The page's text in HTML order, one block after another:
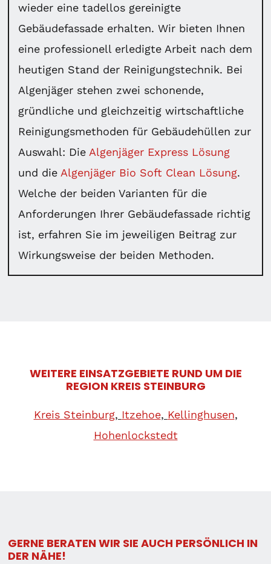
wieder eine tadellos gereinigte
Gebäudefassade erhalten. Wir bieten Ihnen
eine professionell erledigte Arbeit nach dem
heutigen Stand der Reinigungstechnik. Bei
Algenjäger stehen zwei schonende,
gründliche und gleichzeitig wirtschaftliche
Reinigungsmethoden für Gebäudehüllen zur
Auswahl: Die Algenjäger Express Lösung
und die Algenjäger Bio Soft Clean Lösung.
Welche der beiden Varianten für die
Anforderungen Ihrer Gebäudefassade richtig
ist, erfahren Sie im jeweiligen Beitrag zur
Wirkungsweise der beiden Methoden.
WEITERE EINSATZGEBIETE RUND UM DIE
REGION KREIS STEINBURG
Kreis Steinburg, Itzehoe, Kellinghusen,
Hohenlockstedt
GERNE BERATEN WIR SIE AUCH PERSÖNLICH IN
DER NÄHE!